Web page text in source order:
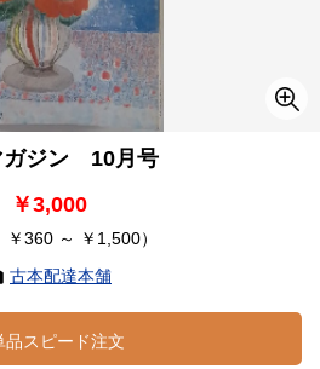
ガジン 10月号
￥3,000
￥360 ～ ￥1,500）
古本配達本舗
品スピード注文